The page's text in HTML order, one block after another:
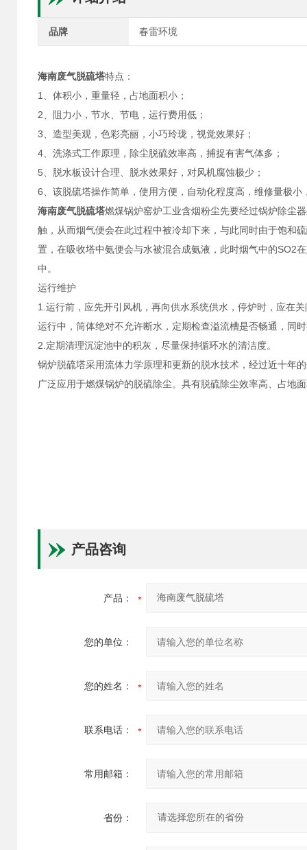
品牌 春雷环境
海南废气脱硫塔特点：
1、体积小，重量轻，占地面积小；
2、阻力小，节水、节电，运行费用低；
3、造型美观，色彩亮丽，小巧玲珑，视觉效果好；
4、洗涤式工作原理，除尘脱硫效率高，捕捉有害气体多；
5、脱水板设计合理、脱水效果好，对风机腐蚀极少；
6、该脱硫塔操作简单，使用方便，自动化程度高，维修量极
海南废气脱硫塔燃煤锅炉窑炉工业含烟粉尘先要经过锅炉除尘
触，从而烟气便会在此过程中被冷却下来，与此同时由于饱和
置，在吸收塔中氨便会与水被混合成氨液，此时烟气中的SO2
中。
运行维护
1.运行前，应先开引风机，再向供水系统供水，停炉时，应在
运行中，筒体绝对不允许断水，定期检查溢流槽是否畅通，同
2.定期清理沉淀池中的积灰，尽量保持循环水的清洁度。
锅炉脱硫塔采用流体力学原理和更新的脱水技术，经过近十年
广泛应用于燃煤锅炉的脱硫除尘。具有脱硫除尘效率高、占地
产品咨询
产品：
您的单位：
您的姓名：
联系电话：
常用邮箱：
省份：